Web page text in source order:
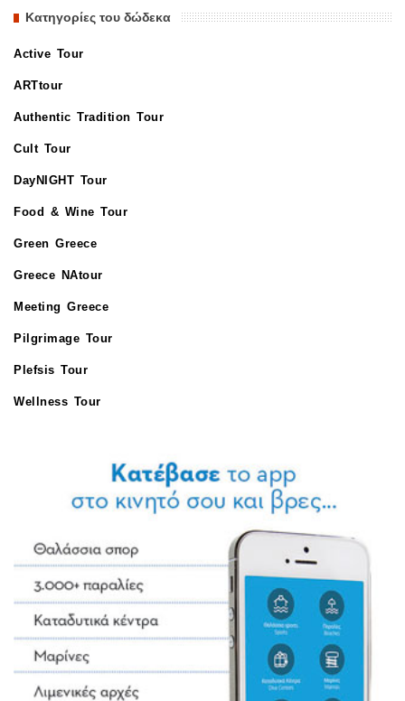
Κατηγορίες του δώδεκα
Active Tour
ARTtour
Authentic Tradition Tour
Cult Tour
DayNIGHT Tour
Food & Wine Tour
Green Greece
Greece NAtour
Meeting Greece
Pilgrimage Tour
Plefsis Tour
Wellness Tour